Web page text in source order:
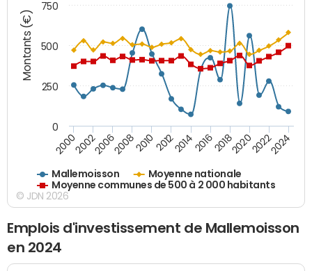
Montants (€)
Mallemoisson
Moyenne nationale
Moyenne communes de 500 à 2 000 habitants
200020022006200820102012201420162018202020222024
0
250
500
750
© JDN 2026
Emplois d'investissement de Mallemoisson
en 2024